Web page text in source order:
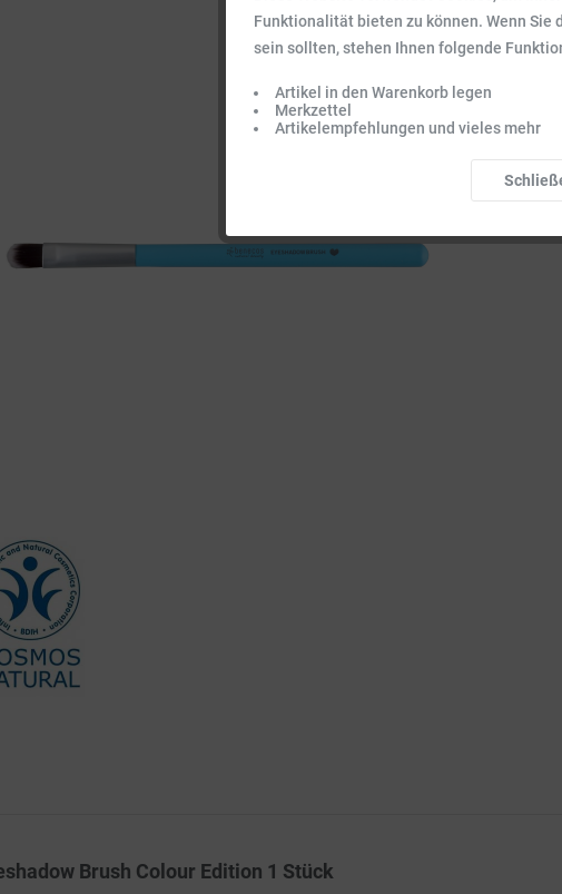
Brush Colour Edition 1 Stück
Funktionalität bieten zu können. Wenn Sie
sein sollten, stehen Ihnen folgende
Artikel in den Warenkorb legen
Merkzettel
Artikelempfehlungen und vieles mehr